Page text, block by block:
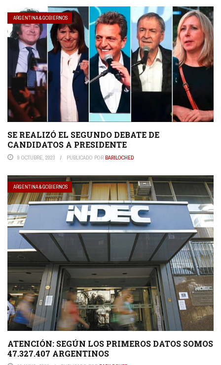
ARGENTINA & GOBIERNOS
SE REALIZÓ EL SEGUNDO DEBATE DE
CANDIDATOS A PRESIDENTE
9 OCTUBRE, 2023 PUBLICADO POR BARILOCHED
ARGENTINA & GOBIERNOS
ATENCIÓN: SEGÚN LOS PRIMEROS DATOS SOMOS
47.327.407 ARGENTINOS